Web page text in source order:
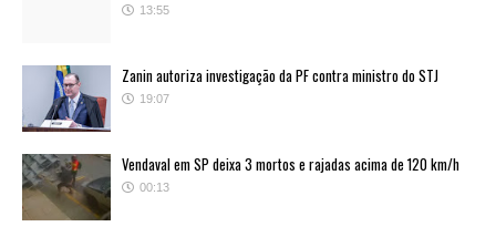
13:55
Zanin autoriza investigação da PF contra ministro do STJ
19:07
Vendaval em SP deixa 3 mortos e rajadas acima de 120 km/h
00:13